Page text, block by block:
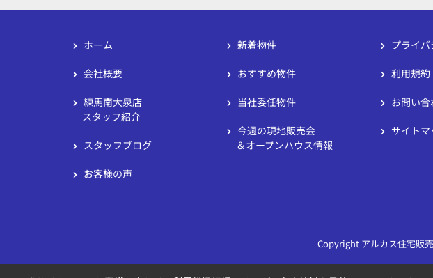
ホーム
会社概要
練馬南大泉店
スタッフ紹介
スタッフブログ
お客様の声
新着物件
おすすめ物件
当社委任物件
今週の現地販売会
＆オープンハウス情報
プライ
利用規約
お問い合
サイトマ
Copyright アルカス住宅販